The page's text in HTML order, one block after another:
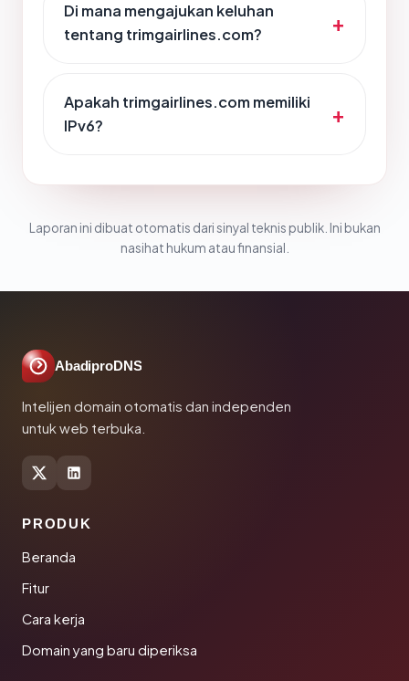
Di mana mengajukan keluhan
tentang trimgairlines.com?
Apakah trimgairlines.com memiliki
IPv6?
Laporan ini dibuat otomatis dari sinyal teknis publik. Ini bukan
nasihat hukum atau finansial.
AbadiproDNS
Intelijen domain otomatis dan independen
untuk web terbuka.
PRODUK
Beranda
Fitur
Cara kerja
Domain yang baru diperiksa